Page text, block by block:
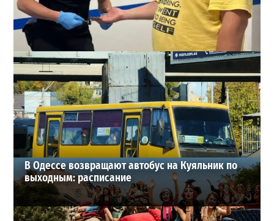
Втирался в доверие месяцами: в Одесской области
задержали подозреваемого в надругательстве над
детьми
4
17-07-2026 в 10:32
ВИБОР РЕДАКЦИИ
В Одессе возвращают автобус на Куяльник по
выходным: расписание